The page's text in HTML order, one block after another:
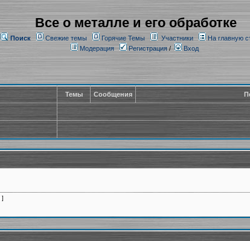
Все о металле и его обработке
Поиск Свежие темы Горячие Темы Участники
На главную
Модерация
Регистрация/ Вход
Темы Сообщения
]